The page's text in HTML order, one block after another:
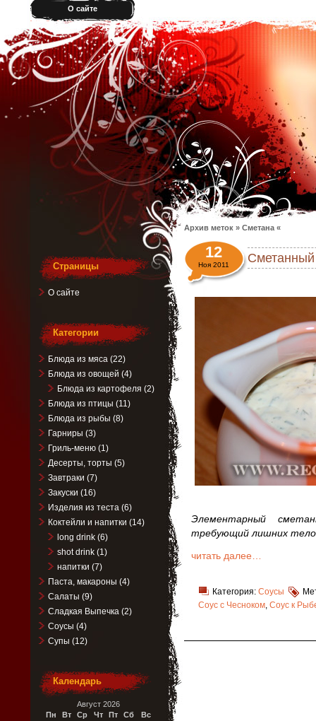
О сайте
Архив меток » Сметана «
Сметанный
12
Ноя 2011
Элементарный
требующий лишних
читать далее…
Категория: Соусы
Соус с Чесноком, Соус к
Страницы
О сайте
Категории
Блюда из мяса(22)
Блюда из овощей (4)
Блюда из картофеля (2)
Блюда из птицы (11)
Блюда из рыбы (8)
Гарниры (3)
Гриль-меню(1)
Десерты, торты (5)
Завтраки (7)
Закуски (16)
Изделия из теста(6)
Коктейли и напитки (14)
long drink(6)
shot drink(1)
напитки (7)
Паста, макароны (4)
Салаты (9)
Сладкая Выпечка(2)
Соусы (4)
Супы (12)
Календарь
Август 2026
Пн
Вт Ср Чт Пт Сб Вс